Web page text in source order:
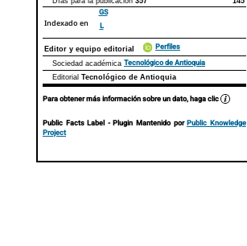
Indexado en
GS
L
Editor y equipo editorial Perfiles
Sociedad académica Tecnológico de Antioquia
Editorial Tecnológico de Antioquia
Para obtener más información sobre un dato, haga clic
Public Facts Label - Plugin Mantenido porPublic Knowledge
Project